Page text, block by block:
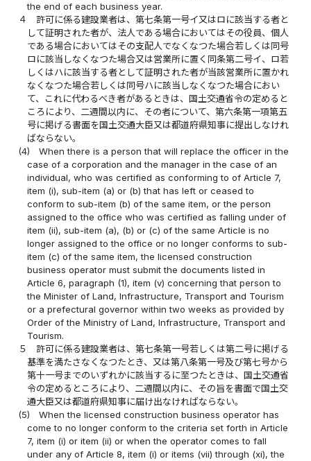
the end of each business year.
４
許可に係る建設業者は、第七条第一号イ又はロに該当する者と
して証明された者が、法人である場合においてはその役員、個人
である場合においてはその支配人でなくなつた場合若しくは同号
ロに該当しなくなつた場合又は営業所に置く同条第二号イ、ロ若
しくはハに該当する者として証明された者が当該営業所に置かれ
なくなつた場合若しくは同号ハに該当しなくなつた場合におい
て、これに代わるべき者があるときは、国土交通省令の定めると
ころにより、二週間以内に、その者について、第六条第一項第五
号に掲げる書面を国土交通大臣又は都道府県知事に提出しなけれ
ばならない。
(4)
When there is a person that will replace the officer in the
case of a corporation and the manager in the case of an
individual, who was certified as conforming to of Article 7,
item (i), sub-item (a) or (b) that has left or ceased to
conform to sub-item (b) of the same item, or the person
assigned to the office who was certified as falling under of
item (ii), sub-item (a), (b) or (c) of the same Article is no
longer assigned to the office or no longer conforms to sub-
item (c) of the same item, the licensed construction
business operator must submit the documents listed in
Article 6, paragraph (1), item (v) concerning that person to
the Minister of Land, Infrastructure, Transport and Tourism
or a prefectural governor within two weeks as provided by
Order of the Ministry of Land, Infrastructure, Transport and
Tourism.
５
許可に係る建設業者は、第七条第一号若しくは第二号に掲げる
基準を満たさなくなつたとき、又は第八条第一号及び第七号から
第十一号までのいずれかに該当するに至つたときは、国土交通省
令の定めるところにより、二週間以内に、その旨を書面で国土交
通大臣又は都道府県知事に届け出なければならない。
(5)
When the licensed construction business operator has
come to no longer conform to the criteria set forth in Article
7, item (i) or item (ii) or when the operator comes to fall
under any of Article 8, item (i) or items (vii) through (xi), the